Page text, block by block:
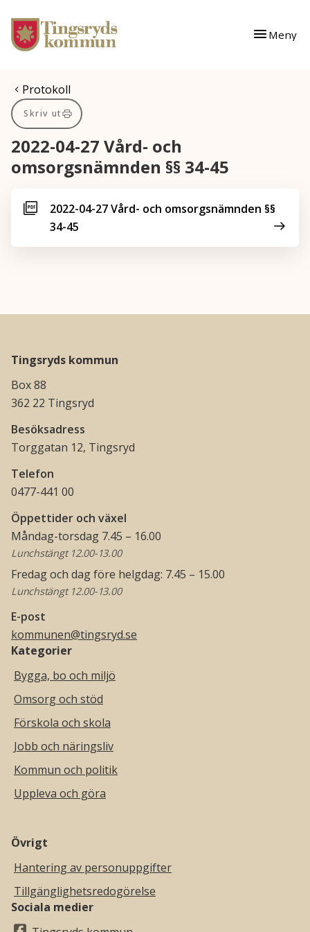
Gå till innehåll
Gå till huvudmeny
Meny
Du är här:
Protokoll
Skriv ut
2022-04-27 Vård- och
omsorgsnämnden §§ 34-45
2022-04-27 Vård- och omsorgsnämnden §§
34-45
Tingsryds kommun
Box 88
362 22 Tingsryd
Besöksadress
Torggatan 12, Tingsryd
Telefon
0477-441 00
Öppettider och växel
Måndag-torsdag 7.45 – 16.00
Lunchstängt 12.00-13.00
Fredag och dag före helgdag: 7.45 – 15.00
Lunchstängt 12.00-13.00
E-post
kommunen@tingsryd.se
Kategorier
Bygga, bo och miljö
Omsorg och stöd
Förskola och skola
Jobb och näringsliv
Kommun och politik
Uppleva och göra
Övrigt
Hantering av personuppgifter
Tillgänglighetsredogörelse
Sociala medier